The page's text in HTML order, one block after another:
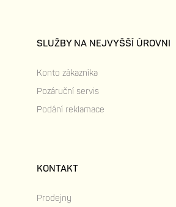
SLUŽBY NA NEJVYŠŠÍ ÚROVNI
Konto zákazníka
Pozáruční servis
Podání reklamace
KONTAKT
Prodejny